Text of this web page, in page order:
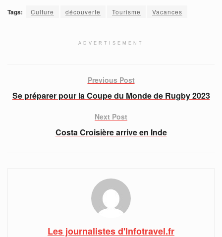
Tags: Culture découverte Tourisme Vacances
ADVERTISEMENT
Previous Post
Se préparer pour la Coupe du Monde de Rugby 2023
Next Post
Costa Croisière arrive en Inde
Les journalistes d'Infotravel.fr